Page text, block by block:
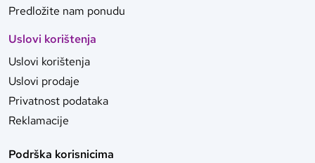
Predložite nam ponudu
Uslovi korištenja
Uslovi korištenja
Uslovi prodaje
Privatnost podataka
Reklamacije
Podrška korisnicima